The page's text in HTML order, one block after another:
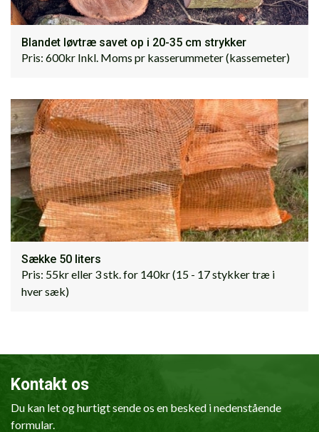
Blandet løvtræ savet op i 20-35 cm strykker
Pris: 600kr Inkl. Moms pr kasserummeter (kassemeter)
Sække 50 liters
Pris: 55kr eller 3 stk. for 140kr (15 - 17 stykker træ i
hver sæk)
Kontakt os
Du kan let og hurtigt sende os en besked i nedenstående
formular.